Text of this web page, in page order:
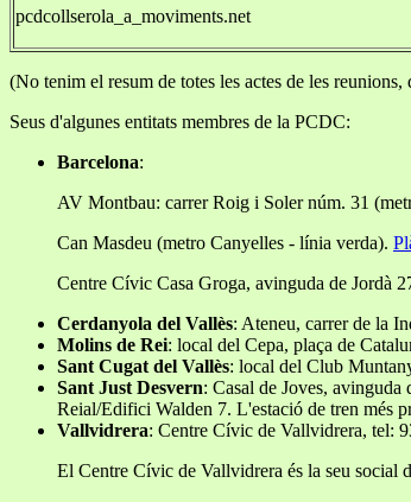
pcdcollserola_a_moviments.net
(No tenim el resum de totes les actes de les reunions,
Seus d'algunes entitats membres de la PCDC:
Barcelona:
AV Montbau: carrer Roig i Soler núm. 31
Can Masdeu (metro Canyelles - línia verda).
Centre Cívic Casa Groga, avinguda de Jordà
Cerdanyola del Vallès: Ateneu, carrer de la
Molins de Rei: local del Cepa, plaça de
Sant Cugat del Vallès: local del Club
Sant Just Desvern: Casal de Joves,
Reial/Edifici Walden 7. L'estació de tren més
Vallvidrera: Centre Cívic de Vallvidrera, tel:
El Centre Cívic de Vallvidrera és la seu social